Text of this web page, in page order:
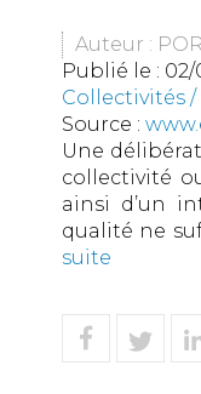
Auteur :
Publié le : 02/
Collectivités /
Source :
Une
collectivité
ainsi d’un
qualité ne
suite